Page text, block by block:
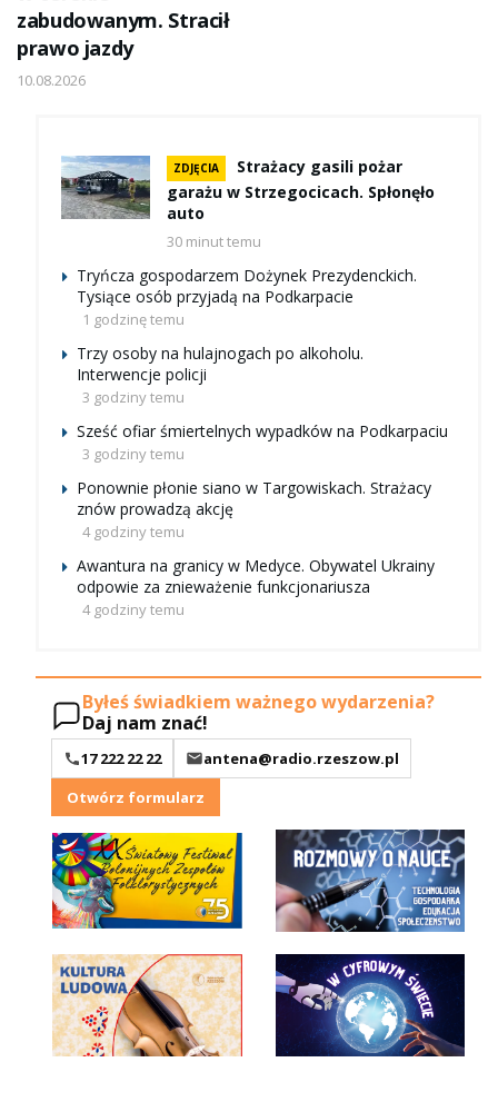
zabudowanym. Stracił
prawo jazdy
10.08.2026
ZDJĘCIA
Strażacy gasili pożar
garażu w Strzegocicach. Spłonęło
auto
30 minut temu
Tryńcza gospodarzem Dożynek Prezydenckich.
Tysiące osób przyjadą na Podkarpacie
1 godzinę temu
Trzy osoby na hulajnogach po alkoholu.
Interwencje policji
3 godziny temu
Sześć ofiar śmiertelnych wypadków na Podkarpaciu
3 godziny temu
Ponownie płonie siano w Targowiskach. Strażacy
znów prowadzą akcję
4 godziny temu
Awantura na granicy w Medyce. Obywatel Ukrainy
odpowie za znieważenie funkcjonariusza
4 godziny temu
Byłeś świadkiem ważnego wydarzenia?
Daj nam znać!
17 222 22 22
antena@radio.rzeszow.pl
Otwórz formularz